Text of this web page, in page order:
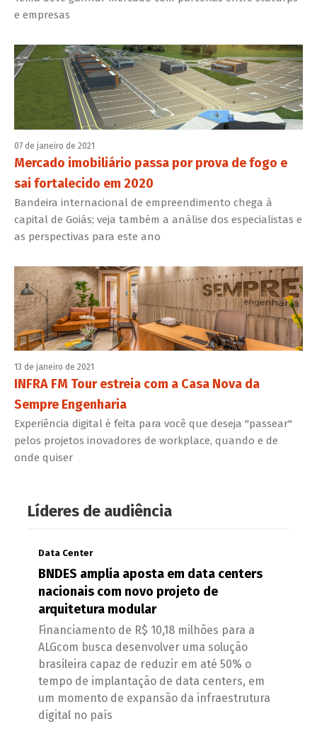
e empresas
07 de janeiro de 2021
Mercado imobiliário passa por prova de fogo e
sai fortalecido em 2020
Bandeira internacional de empreendimento chega à
capital de Goiás; veja também a análise dos especialistas e
as perspectivas para este ano
13 de janeiro de 2021
INFRA FM Tour estreia com a Casa Nova da
Sempre Engenharia
Experiência digital é feita para você que deseja "passear"
pelos projetos inovadores de workplace, quando e de
onde quiser
Líderes de audiência
Data Center
BNDES amplia aposta em data centers
nacionais com novo projeto de
arquitetura modular
Financiamento de R$ 10,18 milhões para a
ALGcom busca desenvolver uma solução
brasileira capaz de reduzir em até 50% o
tempo de implantação de data centers, em
um momento de expansão da infraestrutura
digital no país